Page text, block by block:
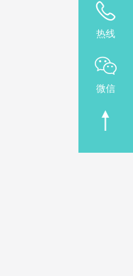
热线
微信